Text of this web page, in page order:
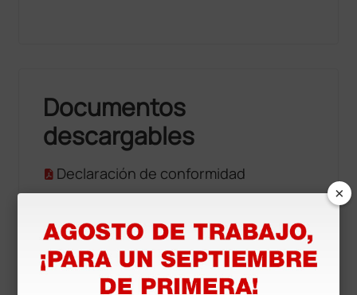
Documentos
descargables
Declaración de conformidad
Accesorios
×